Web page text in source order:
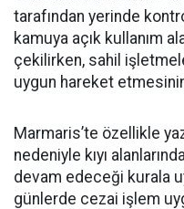
tarafından yerinde
kamuya açık kullanım
çekilirken, sahil
uygun hareket
Marmaris’te özellikle
nedeniyle kıyı
devam edeceği kurala
günlerde cezai işlem